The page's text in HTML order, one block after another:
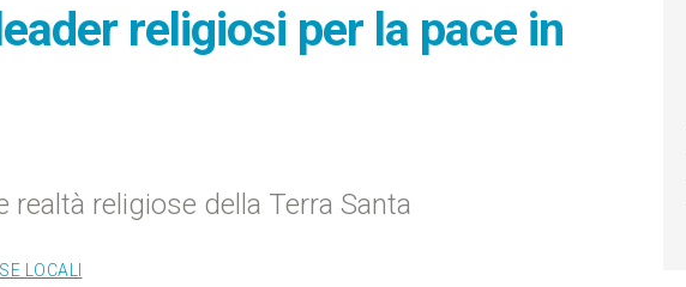
religiosi per la pace in
religiose della Terra Santa
LOCALI